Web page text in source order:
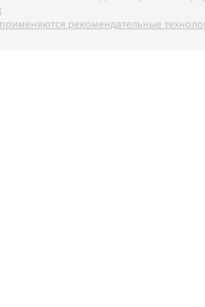
рекомендательные